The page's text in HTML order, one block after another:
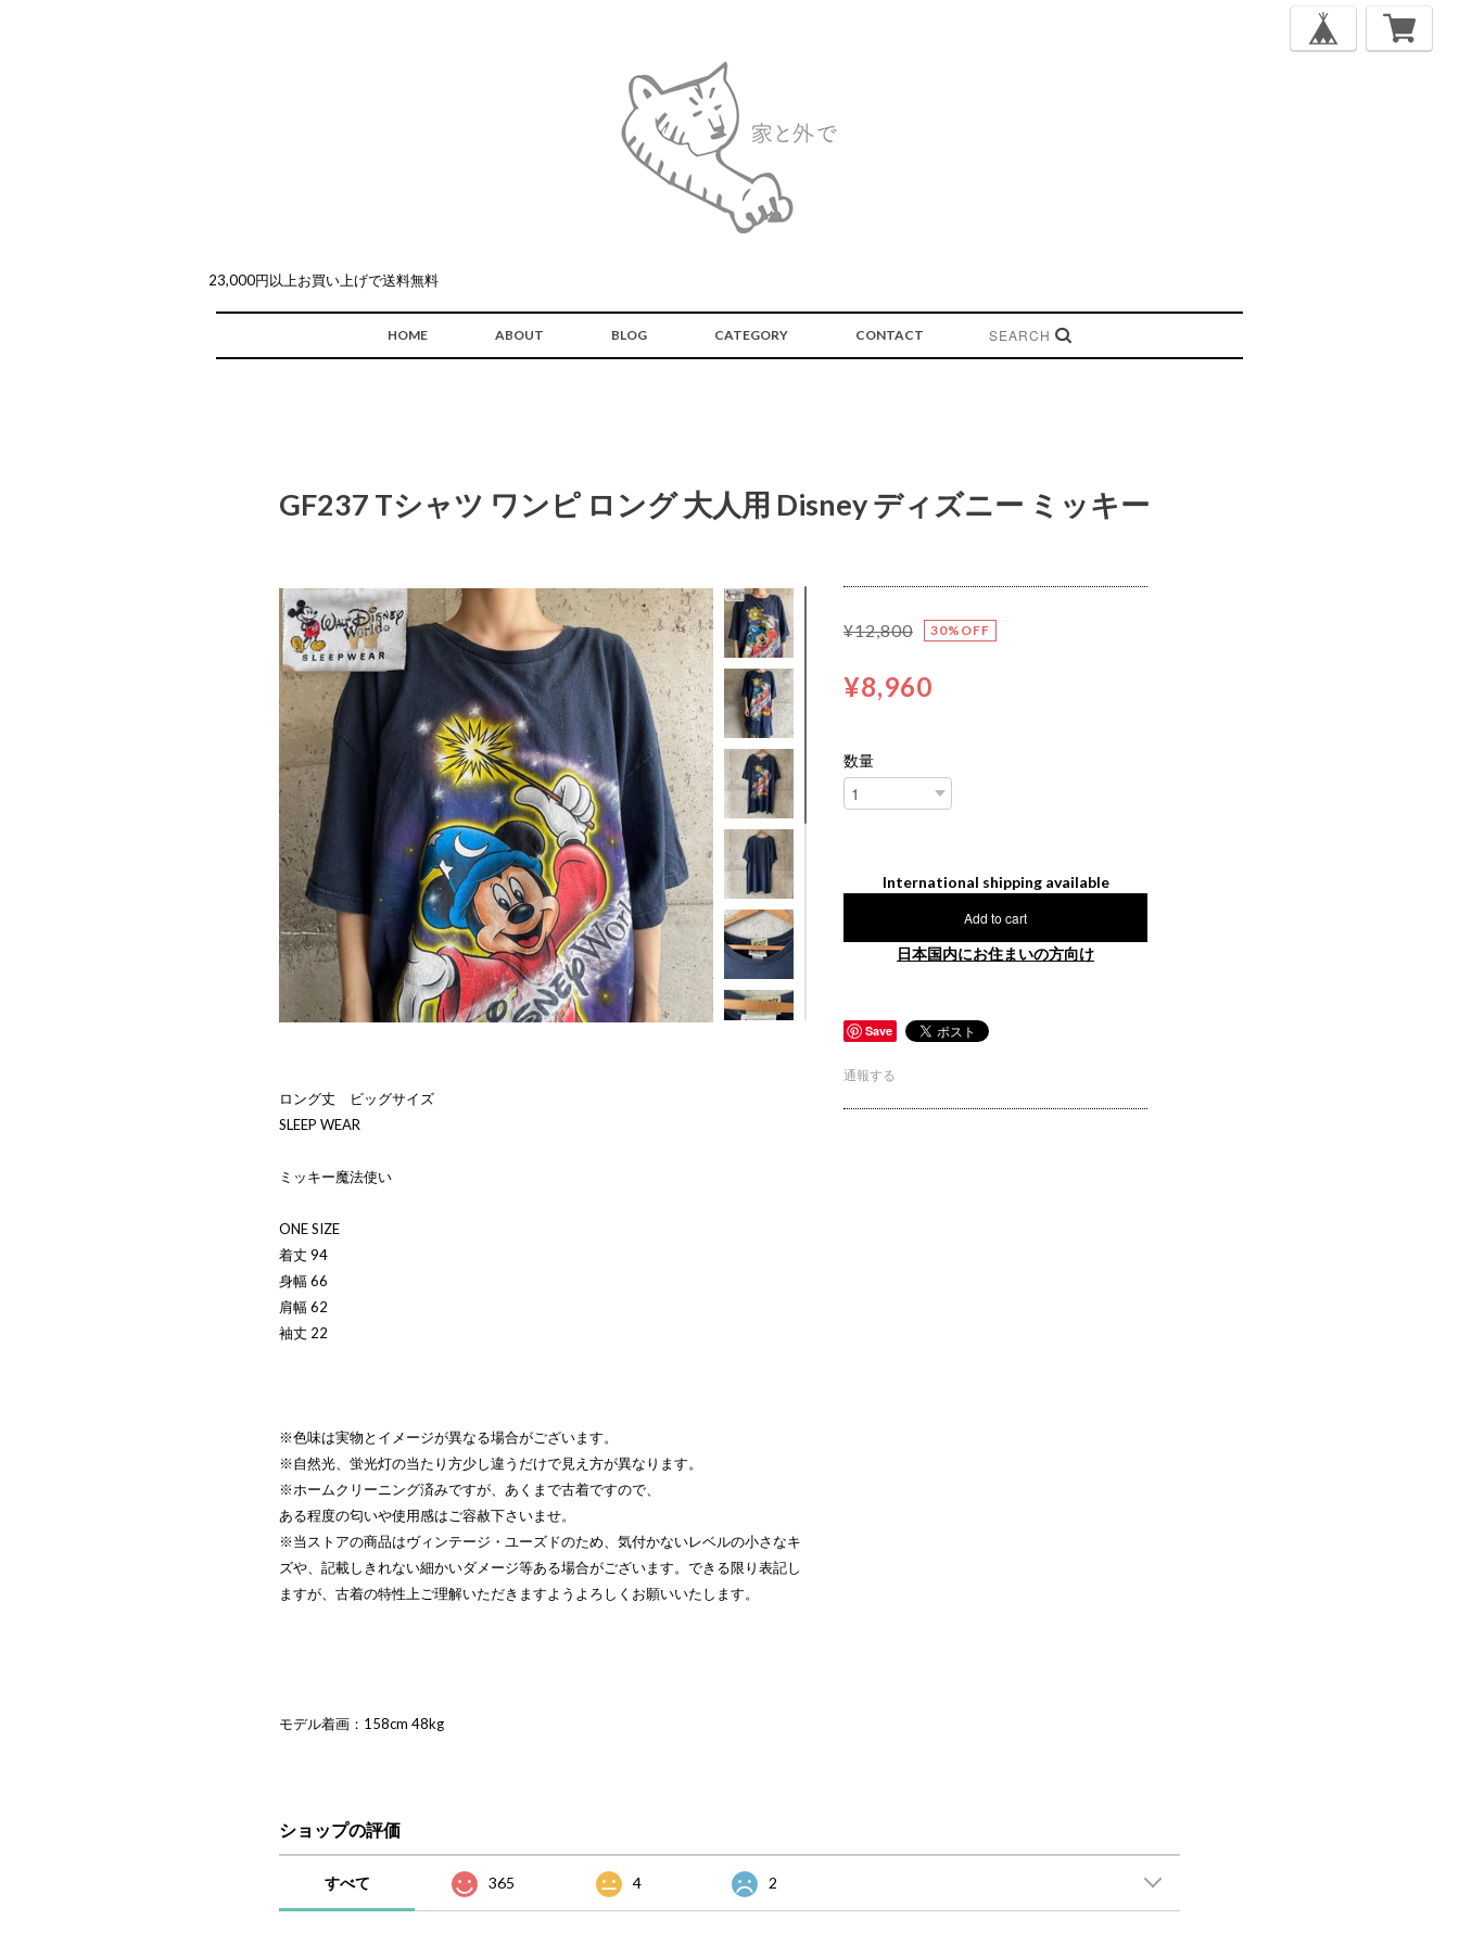
23,000円以上お買い上げで送料無料
HOME ABOUT BLOG CATEGORY CONTACT
GF237 Tシャツ ワンピ ロング 大人用 Disney ディズニー ミッキー
ロング丈 ビッグサイズ
SLEEP WEAR
ミッキー魔法使い
ONE SIZE
着丈 94
身幅 66
肩幅 62
袖丈 22
※色味は実物とイメージが異なる場合がございます。
※自然光、蛍光灯の当たり方少し違うだけで見え方が異なります。
※ホームクリーニング済みですが、あくまで古着ですので、
ある程度の匂いや使用感はご容赦下さいませ。
※当ストアの商品はヴィンテージ・ユーズドのため、気付かないレベルの小さなキ
ズや、記載しきれない細かいダメージ等ある場合がございます。できる限り表記し
ますが、古着の特性上ご理解いただきますようよろしくお願いいたします。
モデル着画：158cm 48kg
¥12,800 30%OFF
¥8,960
数量
International shipping available
Add to cart
日本国内にお住まいの方向け
Save
通報する
ショップの評価
すべて 365 4 2